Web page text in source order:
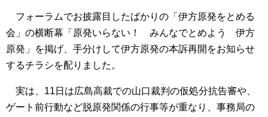
フォーラムでお披露目したばかりの「伊方原発をとめる
会」の横断幕「原発いらない！ みんなでとめよう 伊方
原発」を掲げ、手分けして伊方原発の本訴再開をお知らせ
するチラシを配りました。
実は、11日は広島高裁での山口裁判の仮処分抗告審や、
ゲート前行動など脱原発関係の行事等が重なり、事務局の